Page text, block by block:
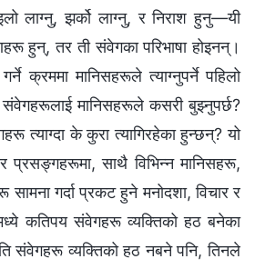
लाग्‍नु, झर्को लाग्‍नु, र निराश हुनु—यी
हुन्, तर ती संवेगका परिभाषा होइनन्।
क्रममा मानिसहरूले त्याग्‍नुपर्ने पहिलो
संवेगहरूलाई मानिसहरूले कसरी बुझ्‍नुपर्छ?
त्याग्दा के कुरा त्यागिरहेका हुन्छन्? यो
र प्रसङ्गहरूमा, साथै विभिन्‍न मानिसहरू,
सामना गर्दा प्रकट हुने मनोदशा, विचार र
कतिपय संवेगहरू व्यक्तिको हठ बनेका
संवेगहरू व्यक्तिको हठ नबने पनि, तिनले